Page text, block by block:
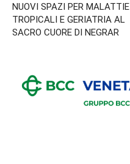
NUOVI SPAZI PER MALATTIE
TROPICALI E GERIATRIA AL
SACRO CUORE DI NEGRAR